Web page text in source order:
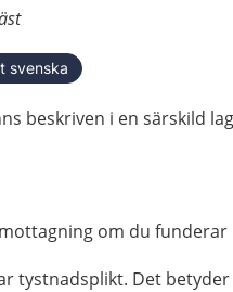
svenska
beskriven i en särskild
om du funderar
tystnadsplikt. Det